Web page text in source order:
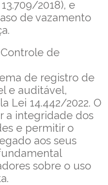
2018), e
de vazamento
de
de registro de
e auditável,
Lei 14.442/2022. O
a integridade dos
e permitir o
aos seus
sobre o uso